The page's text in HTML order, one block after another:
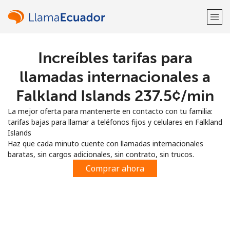
¡Bienvenido!
Regístrate con
o
Increíbles tarifas para
llamadas internacionales a
Falkland Islands ⁦237.5¢⁩/min
La mejor oferta para mantenerte en contacto con tu familia:
tarifas bajas para llamar a teléfonos fijos y celulares en Falkland
Islands
Haz que cada minuto cuente con llamadas internacionales
baratas, sin cargos adicionales, sin contrato, sin trucos.
Comprar ahora